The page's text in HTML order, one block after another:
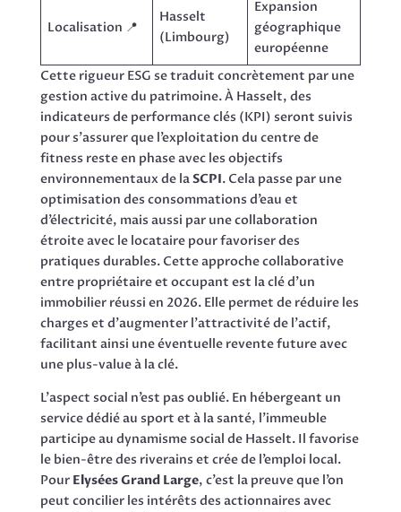
Localisation 📍
Hasselt
(Limbourg)
Expansion
géographique
européenne
Cette rigueur ESG se traduit concrètement par une
gestion active du patrimoine. À Hasselt, des
indicateurs de performance clés (KPI) seront suivis
pour s’assurer que l’exploitation du centre de
fitness reste en phase avec les objectifs
environnementaux de laSCPI. Cela passe par une
optimisation des consommations d’eau et
d’électricité, mais aussi par une collaboration
étroite avec le locataire pour favoriser des
pratiques durables. Cette approche collaborative
entre propriétaire et occupant est la clé d’un
immobilier réussi en 2026. Elle permet de réduire les
charges et d’augmenter l’attractivité de l’actif,
facilitant ainsi une éventuelle revente future avec
une plus-value à la clé.
L’aspect social n’est pas oublié. En hébergeant un
service dédié au sport et à la santé, l’immeuble
participe au dynamisme social de Hasselt. Il favorise
le bien-être des riverains et crée de l’emploi local.
Pour Elysées Grand Large, c’est la preuve que l’on
peut concilier les intérêts des actionnaires avec